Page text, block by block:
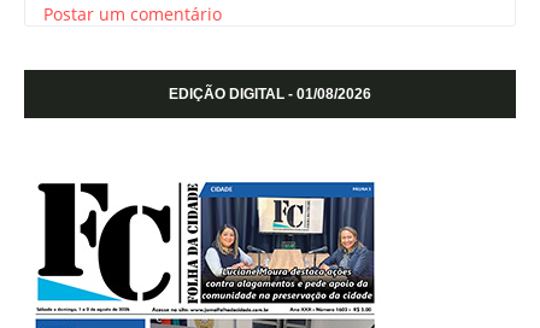
Postar um comentário
EDIÇÃO DIGITAL - 01/08/2026